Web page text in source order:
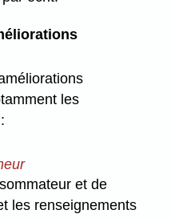
les
et de
les renseignements